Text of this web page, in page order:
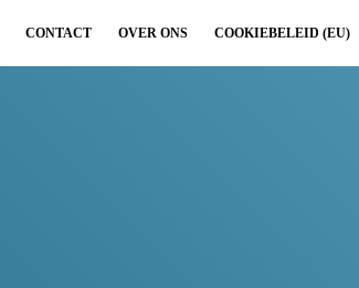
CONTACT OVER ONS COOKIEBELEID (EU)